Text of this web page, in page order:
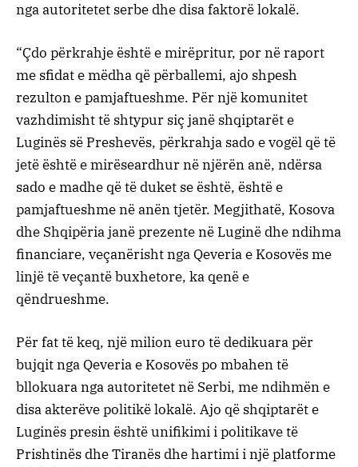
nga autoritetet serbe dhe disa faktorë lokalë.
“Çdo përkrahje është e mirëpritur, por në raport
me sfidat e mëdha që përballemi, ajo shpesh
rezulton e pamjaftueshme. Për një komunitet
vazhdimisht të shtypur siç janë shqiptarët e
Luginës së Preshevës, përkrahja sado e vogël që të
jetë është e mirëseardhur në njërën anë, ndërsa
sado e madhe që të duket se është, është e
pamjaftueshme në anën tjetër. Megjithatë, Kosova
dhe Shqipëria janë prezente në Luginë dhe ndihma
financiare, veçanërisht nga Qeveria e Kosovës me
linjë të veçantë buxhetore, ka qenë e
qëndrueshme.
Për fat të keq, një milion euro të dedikuara për
bujqit nga Qeveria e Kosovës po mbahen të
bllokuara nga autoritetet në Serbi, me ndihmën e
disa akterëve politikë lokalë. Ajo që shqiptarët e
Luginës presin është unifikimi i politikave të
Prishtinës dhe Tiranës dhe hartimi i një platforme